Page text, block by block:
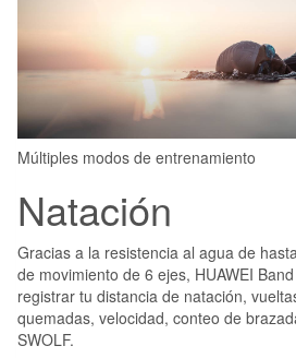
Múltiples modos de entrenamiento
Natación
Gracias a la resistencia al agua de
de movimiento de 6 ejes, HUAWEI
registrar tu distancia de natación,
quemadas, velocidad, conteo de
SWOLF.